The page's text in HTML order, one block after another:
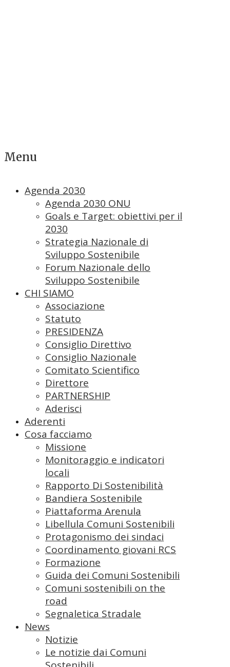
Menu
Agenda 2030
Agenda 2030 ONU
Goals e Target: obiettivi per il
2030
Strategia Nazionale di
Sviluppo Sostenibile
Forum Nazionale dello
Sviluppo Sostenibile
CHI SIAMO
Associazione
Statuto
PRESIDENZA
Consiglio Direttivo
Consiglio Nazionale
Comitato Scientifico
Direttore
PARTNERSHIP
Aderisci
Aderenti
Cosa facciamo
Missione
Monitoraggio e indicatori
locali
Rapporto Di Sostenibilità
Bandiera Sostenibile
Piattaforma Arenula
Libellula Comuni Sostenibili
Protagonismo dei sindaci
Coordinamento giovani RCS
Formazione
Guida dei Comuni Sostenibili
Comuni sostenibili on the
road
Segnaletica Stradale
News
Notizie
Le notizie dai Comuni